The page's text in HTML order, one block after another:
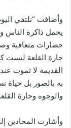
وأضافت “نلتقي
يحمل ذاكرة الناس
حضارات متعاقبة
جارة القلعة ليست
القديمة لا تموت
به بالصور بل حياة
والوجوه وجارة
وأشارت المحادين